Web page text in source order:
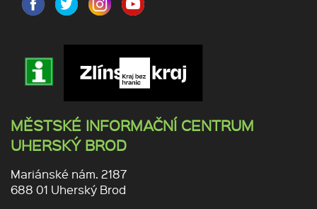
MĚSTSKÉ INFORMAČNÍ CENTRUM
UHERSKÝ BROD
Mariánské nám. 2187
688 01 Uherský Brod